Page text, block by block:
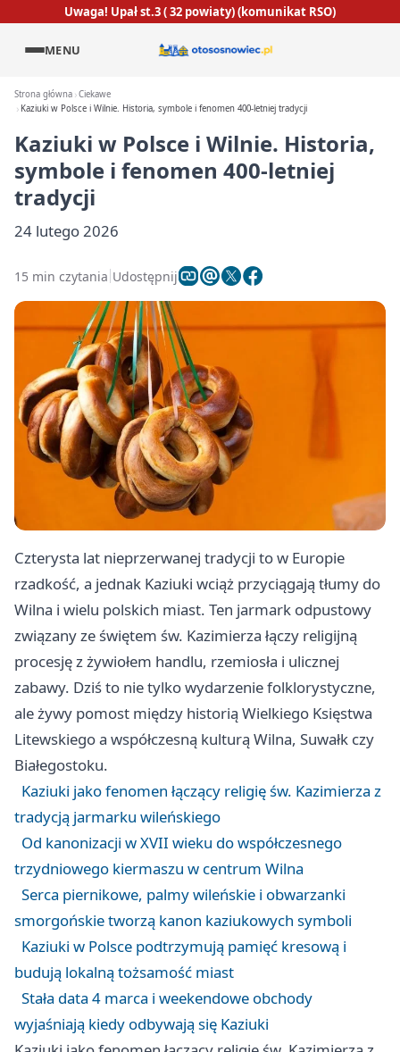
Uwaga! Upał st.3 ( 32 powiaty) (komunikat RSO)
MENU
Strona główna Ciekawe
Kaziuki w Polsce i Wilnie. Historia, symbole i fenomen 400-letniej tradycji
Kaziuki w Polsce i Wilnie. Historia,
symbole i fenomen 400-letniej
tradycji
24 lutego 2026
15 min czytania Udostępnij
Czterysta lat nieprzerwanej tradycji to w Europie
rzadkość, a jednak Kaziuki wciąż przyciągają tłumy do
Wilna i wielu polskich miast. Ten jarmark odpustowy
związany ze świętem św. Kazimierza łączy religijną
procesję z żywiołem handlu, rzemiosła i ulicznej
zabawy. Dziś to nie tylko wydarzenie folklorystyczne,
ale żywy pomost między historią Wielkiego Księstwa
Litewskiego a współczesną kulturą Wilna, Suwałk czy
Białegostoku.
Kaziuki jako fenomen łączący religię św. Kazimierza z
tradycją jarmarku wileńskiego
Od kanonizacji w XVII wieku do współczesnego
trzydniowego kiermaszu w centrum Wilna
Serca piernikowe, palmy wileńskie i obwarzanki
smorgońskie tworzą kanon kaziukowych symboli
Kaziuki w Polsce podtrzymują pamięć kresową i
budują lokalną tożsamość miast
Stała data 4 marca i weekendowe obchody
wyjaśniają kiedy odbywają się Kaziuki